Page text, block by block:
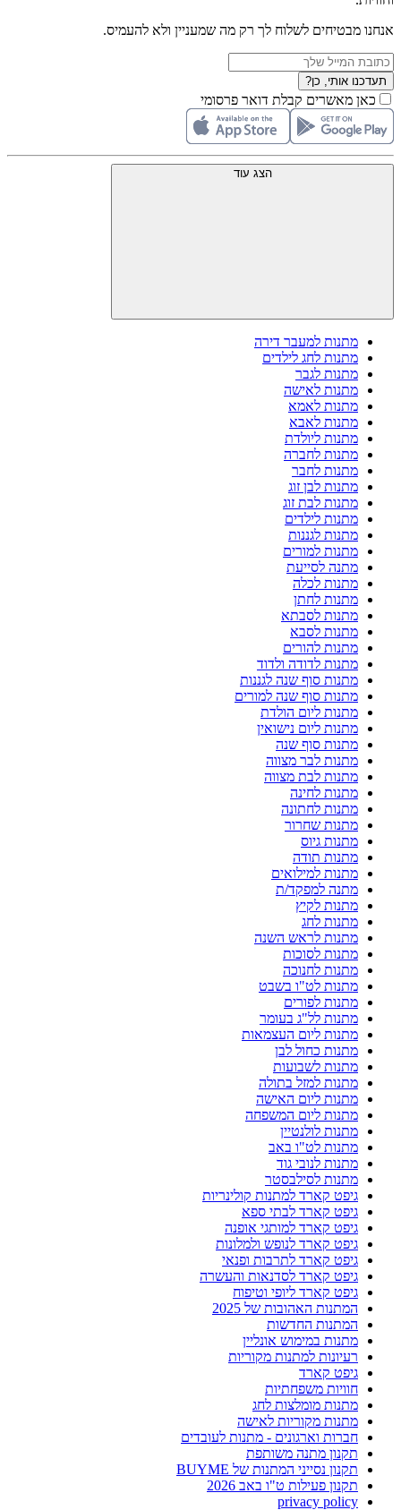
אנחנו מבטיחים לשלוח לך רק מה שמעניין ולא להעמיס.
תעדכנו אותי, כן?
כאן מאשרים קבלת דואר פרסומי
הצג עוד
מתנות למעבר דירה
מתנות לחג לילדים
מתנות לגבר
מתנות לאישה
מתנות לאמא
מתנות לאבא
מתנות ליולדת
מתנות לחברה
מתנות לחבר
מתנות לבן זוג
מתנות לבת זוג
מתנות לילדים
מתנות לגננות
מתנות למורים
מתנה לסייעת
מתנות לכלה
מתנות לחתן
מתנות לסבתא
מתנות לסבא
מתנות להורים
מתנות לדודה ולדוד
מתנות סוף שנה לגננות
מתנות סוף שנה למורים
מתנות ליום הולדת
מתנות ליום נישואין
מתנות סוף שנה
מתנות לבר מצווה
מתנות לבת מצווה
מתנות לחינה
מתנות לחתונה
מתנות שחרור
מתנות גיוס
מתנות תודה
מתנות למילואים
מתנה למפקד/ת
מתנות לקיץ
מתנות לחג
מתנות לראש השנה
מתנות לסוכות
מתנות לחנוכה
מתנות לט"ו בשבט
מתנות לפורים
מתנות לל"ג בעומר
מתנות ליום העצמאות
מתנות כחול לבן
מתנות לשבועות
מתנות למזל בתולה
מתנות ליום האישה
מתנות ליום המשפחה
מתנות לולנטיין
מתנות לט"ו באב
מתנות לנובי גוד
מתנות לסילבסטר
גיפט קארד למתנות קולינריות
גיפט קארד לבתי ספא
גיפט קארד למותגי אופנה
גיפט קארד לנופש ולמלונות
גיפט קארד לתרבות ופנאי
גיפט קארד לסדנאות והעשרה
גיפט קארד ליופי וטיפוח
המתנות האהובות של 2025
המתנות החדשות
מתנות במימוש אונליין
רעיונות למתנות מקוריות
גיפט קארד
חוויות משפחתיות
מתנות מומלצות לחג
מתנות מקוריות לאישה
חברות וארגונים - מתנות לעובדים
תקנון מתנה משותפת
תקנון נסייני המתנות של BUYME
תקנון פעילות ט"ו באב 2026
privacy policy